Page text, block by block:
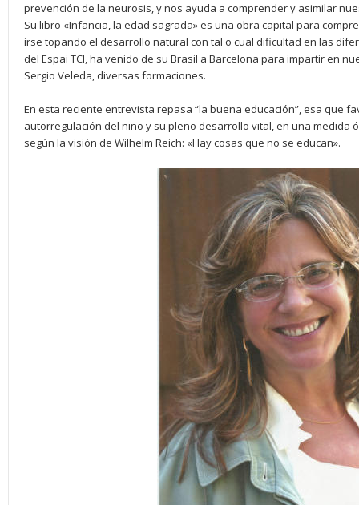
prevención de la neurosis, y nos ayuda a comprender y asimilar
Su libro «Infancia, la edad sagrada» es una obra capital para
irse topando el desarrollo natural con tal o cual dificultad en las
del Espai TCI, ha venido de su Brasil a Barcelona para impartir en
Sergio Veleda, diversas formaciones.
En esta reciente entrevista repasa “la buena educación”, esa que
autorregulación del niño y su pleno desarrollo vital, en una medida
según la visión de Wilhelm Reich: «Hay cosas que no se educan».